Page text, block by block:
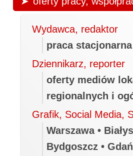
Wydawca, redaktor
praca
Dziennikarz, reporter
oferty mediów
regionalnych i
Grafik, Social Media,
Warszawa •
Bydgoszcz •